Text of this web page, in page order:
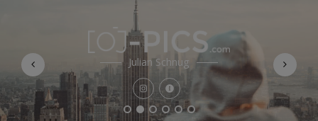
Julian Schnug